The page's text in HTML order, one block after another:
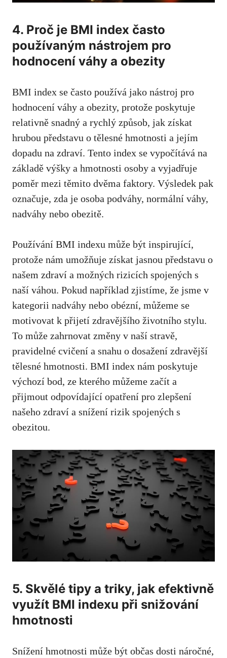
4. Proč je BMI‌ index ‌často
používaným nástrojem pro
hodnocení‌ váhy a obezity
BMI index se často používá jako nástroj pro
hodnocení ‌váhy a obezity,‌ protože poskytuje
relativně⁣ snadný a rychlý způsob, jak získat
hrubou představu o tělesné hmotnosti a jejím
dopadu ⁣na zdraví. Tento index se vypočítává na
základě výšky a hmotnosti osoby a vyjadřuje
poměr mezi těmito dvěma‍ faktory. Výsledek pak
označuje, zda​ je osoba podváhy, normální váhy,
nadváhy nebo obezitě.
Používání BMI indexu může být inspirující,
protože nám umožňuje získat jasnou představu o
našem zdraví a možných rizicích spojených s
naší⁤ váhou. Pokud například zjistíme, že⁢ jsme v
kategorii nadváhy nebo obézní, můžeme se
motivovat k přijetí zdravějšího životního stylu.
To může zahrnovat změny v naší stravě,
pravidelné cvičení a snahu o dosažení zdravější⁢
tělesné hmotnosti. BMI index nám poskytuje
výchozí bod, ze kterého ‍můžeme začít a
přijmout odpovídající opatření pro zlepšení
našeho zdraví a ‌snížení⁢ rizik spojených s
obezitou.
5. Skvělé tipy‍ a triky, jak ​efektivně
využít BMI indexu při snižování
hmotnosti
Snížení hmotnosti‌ může být občas dosti náročné,